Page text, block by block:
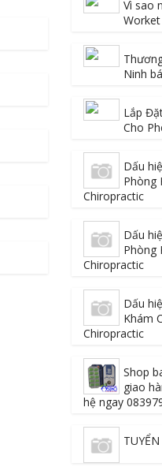
Vì sao
Worket
Ninh
Lắp
Cho
Dấu
Phòng
Chiropractic
Dấu
Phòng
Chiropractic
Dấu
Khám
Chiropractic
Shop
giao
hệ ngay